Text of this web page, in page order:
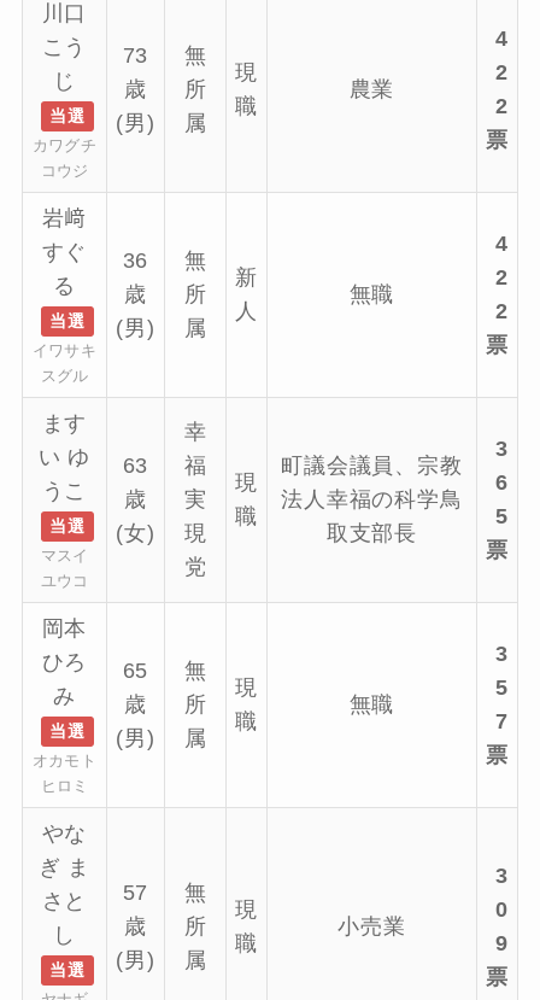
川口
こう
じ
当選
カワグチ
コウジ
73
歳
(男)
無
所
属
現
職
農業
4
2
2
票
岩﨑
すぐ
る
当選
イワサキ
スグル
36
歳
(男)
無
所
属
新
人
無職
4
2
2
票
ます
い ゆ
うこ
当選
マスイ
ユウコ
63
歳
(女)
幸
福
実
現
党
現
職
町議会議員、宗教
法人幸福の科学鳥
取支部長
3
6
5
票
岡本
ひろ
み
当選
オカモト
ヒロミ
65
歳
(男)
無
所
属
現
職
無職
3
5
7
票
やな
ぎ ま
さと
し
当選
57
歳
(男)
無
所
属
現
職
小売業
3
0
9
票